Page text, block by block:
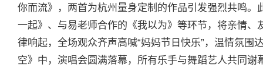
你而流》，两首为杭州量身定制的作品引发强烈共鸣
一起》、与易老师合作的《我以为》等环节，将亲情
律响起，全场观众齐声高喊“妈妈节日快乐”，温情氛围
空》中，演唱会圆满落幕，所有乐手与舞蹈艺人共同谢